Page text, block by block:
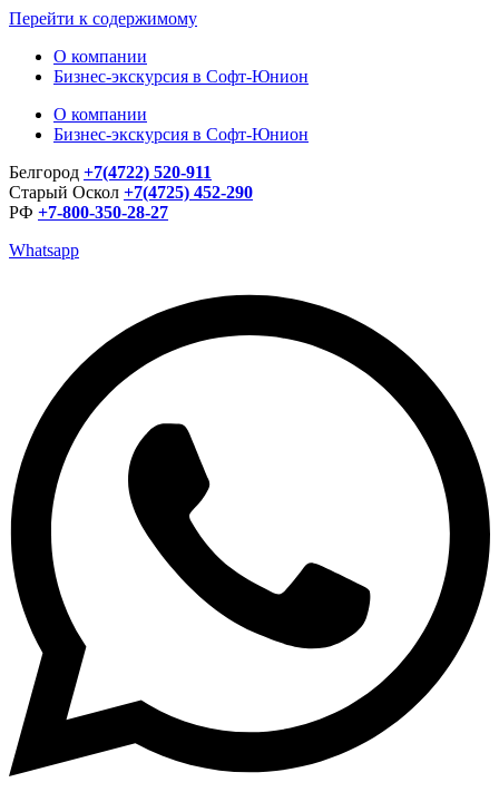
Перейти к содержимому
О компании
Бизнес-экскурсия в Софт-Юнион
О компании
Бизнес-экскурсия в Софт-Юнион
Белгород +7(4722) 520-911
Старый Оскол +7(4725) 452-290
РФ +7-800-350-28-27
Whatsapp